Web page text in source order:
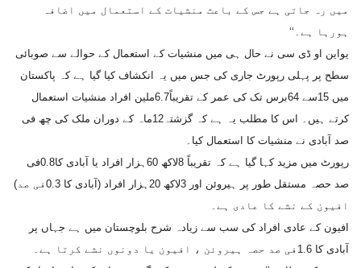
میں رہ جاتی ہے جس کے باعث منشیات کے استعمال میں اضافہ
ہورہا ہے۔‘‘
یواین او ڈی سی نے حال ہی میں منشیات کے استعمال کے حوالے سے صوبائی
سطح پر پہلی رپورٹ جاری کی جس میں یہ انکشاف کیا گیا ہے کہ پاکستان
میں 15سے 64برس تک کی عمر کے تقریباً6.7ملین افراد منشیات استعمال
کرتے ہیں۔ اس کا مطلب یہ ہے کہ گزشتہ12ماہ کے دوران ملک کی چھ فی
صد آبادی نے منشیات کا استعمال کیا۔
رپورٹ میں مزید کہا گیا ہے کہ تقریباً 8لاکھ 60ہزار افراد یا آبادی کا0.8فی
صد حصہ مستقل طور پر ہیروئن اور 3لاکھ 20ہزار افراد (آبادی کا 0.3فی صد)
افیون کے نشے کا عادی ہے۔
افیون کے عادی افراد کی سب سے زیادہ شرح بلوچستان میں ہے جہاں پر
آبادی کا 1.6فی صد حصہ ہیروئن ، افیون یا دونوں نشے کرتا ہے۔